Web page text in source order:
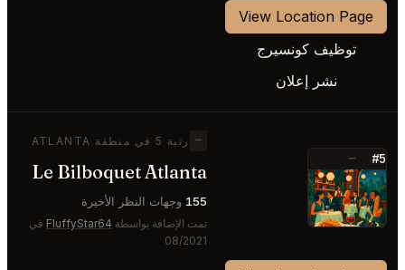
View Location Page
توظيف كونسيرج
نشر إعلان
#5
—
⭐
— رتبة 5 في منطقة ATLANTA
Le Bilboquet Atlanta
155 وجهات النظر الأخيرة
تمت الإضافة بواسطة FluffyStar64 في
08/2021